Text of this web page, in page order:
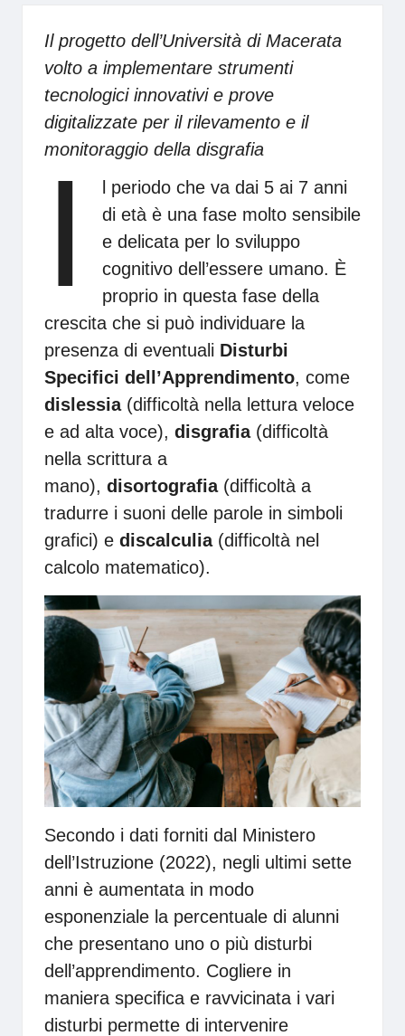
Il progetto dell’Università di Macerata
volto a implementare strumenti
tecnologici innovativi e prove
digitalizzate per il rilevamento e il
monitoraggio della disgrafia
I
l periodo che va dai 5 ai 7 anni
di età è una fase molto sensibile
e delicata per lo sviluppo
cognitivo dell’essere umano. È
proprio in questa fase della
crescita che si può individuare la
presenza di eventuali Disturbi
Specifici dell’Apprendimento, come
dislessia(difficoltà nella lettura veloce
e ad alta voce), disgrafia(difficoltà
nella scrittura a
mano), disortografia(difficoltà a
tradurre i suoni delle parole in simboli
grafici) e discalculia(difficoltà nel
calcolo matematico).
Secondo i dati forniti dal Ministero
dell’Istruzione (2022), negli ultimi sette
anni è aumentata in modo
esponenziale la percentuale di alunni
che presentano uno o più disturbi
dell’apprendimento. Cogliere in
maniera specifica e ravvicinata i vari
disturbi permette di intervenire